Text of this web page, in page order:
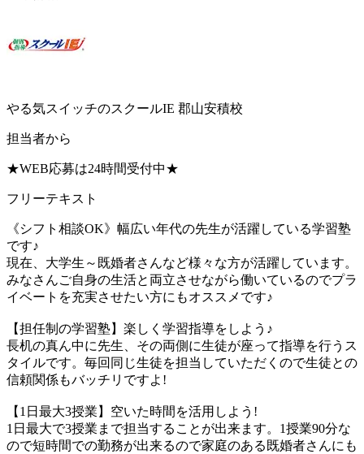
やる気スイッチのスクールIE 郡山安積校
担当者から
★WEB応募は24時間受付中★
フリーテキスト
《シフト相談OK》幅広い年代の先生が活躍している学習塾
です♪
現在、大学生～既婚者さんなど様々な方が活躍しています。
みなさんご自身の生活と両立させながら働いているのでプラ
イベートを充実させたい方にもオススメです♪
【担任制の学習塾】楽しく学習指導をしよう♪
長机の真ん中に先生、その両側に生徒が座って指導を行うス
タイルです。毎回同じ生徒を担当していただくので生徒との
信頼関係もバッチリですよ!
【1日最大3授業】空いた時間を活用しよう!
1日最大で3授業まで担当することが出来ます。1授業90分な
ので短時間での勤務が出来るので家庭のある既婚者さんにも